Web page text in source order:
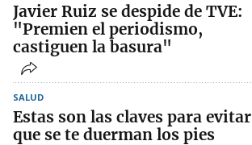
Javier Ruiz se despide de TVE:
"Premien el periodismo,
castiguen la basura"
SALUD
Estas son las claves para evitar
que se te duerman los pies